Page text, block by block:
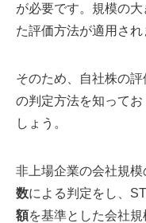
が必要です。規模の大
た評価方法が適用され
そのため、自社株の評
の判定方法を知って
しょう。
非上場企業の会社規
数による判定をし、
額を基準とした会社規